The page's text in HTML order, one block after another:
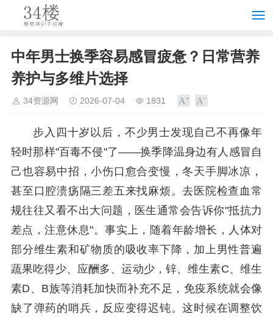
中年男士换季容易感冒疲惫？日常营养
养护与多维片选择
34资源网 2026-07-04 1831
步入四十岁以后，不少男士发现自己不再像年
轻时那样"百毒不侵"了——换季降温身边有人感冒自
己也容易中招，小伤口愈合变慢，冬天手脚冰凉，
甚至口腔溃疡隔三差五来找麻烦。去医院检查血常
规往往又看不出大问题，医生通常会告诉你"抵抗力
差点，注意休息"。事实上，随着年龄增长，人体对
部分维生素和矿物质的吸收率下降，加上男性普遍
蔬果吃得少、应酬多、运动少，锌、维生素C、维生
素D、B族等消耗加快而补充不足，免疫系统就会像
缺了弹药的哨兵，反应变得迟钝。这时候在调整饮